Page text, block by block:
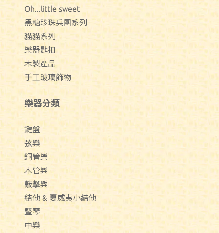
Oh...little sweet
黑糖珍珠兵團系列
貓貓系列
樂器匙扣
木製產品
手工玻璃飾物
樂器分類
鍵盤
弦樂
銅管樂
木管樂
敲擊樂
結他 & 夏威夷小結他
豎琴
中樂